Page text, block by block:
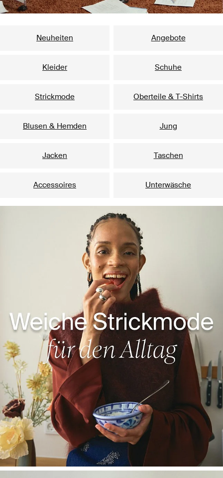
Neuheiten Angebote
Kleider Schuhe
Strickmode Oberteile & T-Shirts
Blusen & Hemden Jung
Jacken Taschen
Accessoires Unterwäsche